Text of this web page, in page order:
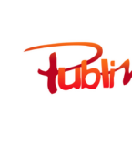
contenu
Publimath